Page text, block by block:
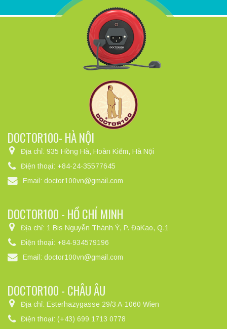
DOCTOR100- HÀ NỘI
Địa chỉ: 935 Hồng Hà, Hoàn Kiếm, Hà Nội
Điện thoại: +84-24-35577645
Email: doctor100vn@gmail.com
DOCTOR100 - HỒ CHÍ MINH
Địa chỉ: 1 Bis Nguyễn Thành Ý, P. ĐaKao, Q.1
Điện thoại: +84-934579196
Email: doctor100vn@gmail.com
DOCTOR100 - CHÂU ÂU
Địa chỉ: Esterhazygasse 29/3 A-1060 Wien
Điện thoại: (+43) 699 1713 0778